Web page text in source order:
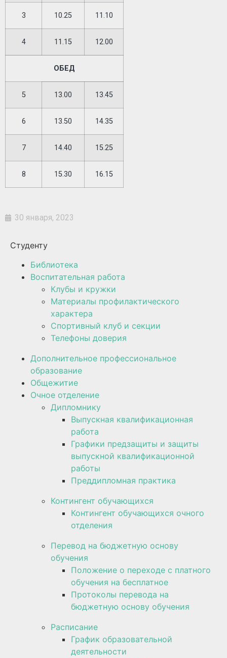
3 10.25 11.10
4 11.15 12.00
ОБЕД
5 13.00 13.45
6 13.50 14.35
7 14.40 15.25
8 15.30 16.15
30 января, 2023
Студенту
Библиотека
Воспитательная работа
Клубы и кружки
Материалы профилактического
характера
Спортивный клуб и секции
Телефоны доверия
Дополнительное профессиональное
образование
Общежитие
Очное отделение
Дипломнику
Выпускная квалификационная
работа
Графики предзащиты и защиты
выпускной квалификационной
работы
Преддипломная практика
Контингент обучающихся
Контингент обучающихся очного
отделения
Перевод на бюджетную основу
обучения
Положение о переходе с платного
обучения на бесплатное
Протоколы перевода на
бюджетную основу обучения
Расписание
График образовательной
деятельности